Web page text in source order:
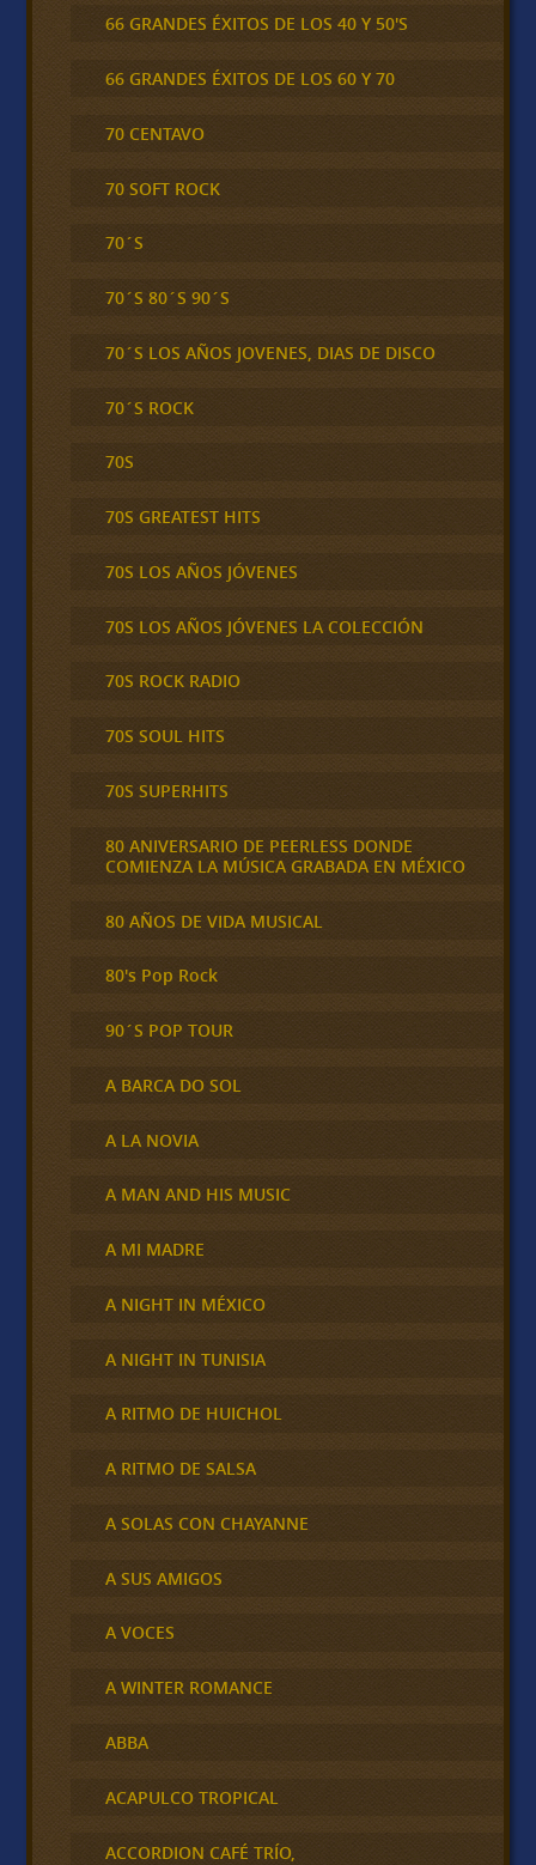
66 GRANDES ÉXITOS DE LOS 40 Y 50'S
66 GRANDES ÉXITOS DE LOS 60 Y 70
70 CENTAVO
70 SOFT ROCK
70´S
70´S 80´S 90´S
70´S LOS AÑOS JOVENES, DIAS DE DISCO
70´S ROCK
70S
70S GREATEST HITS
70S LOS AÑOS JÓVENES
70S LOS AÑOS JÓVENES LA COLECCIÓN
70S ROCK RADIO
70S SOUL HITS
70S SUPERHITS
80 ANIVERSARIO DE PEERLESS DONDE
COMIENZA LA MÚSICA GRABADA EN MÉXICO
80 AÑOS DE VIDA MUSICAL
80's Pop Rock
90´S POP TOUR
A BARCA DO SOL
A LA NOVIA
A MAN AND HIS MUSIC
A MI MADRE
A NIGHT IN MÉXICO
A NIGHT IN TUNISIA
A RITMO DE HUICHOL
A RITMO DE SALSA
A SOLAS CON CHAYANNE
A SUS AMIGOS
A VOCES
A WINTER ROMANCE
ABBA
ACAPULCO TROPICAL
ACCORDION CAFÉ TRÍO,